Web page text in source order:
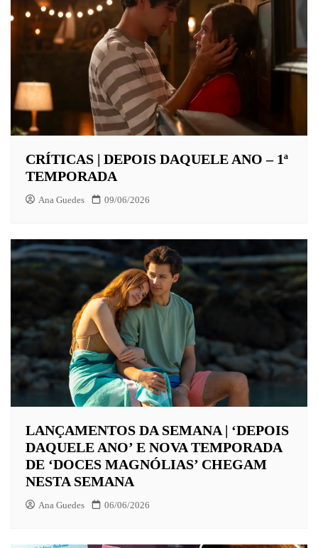
CRÍTICAS | DEPOIS DAQUELE ANO – 1ª
TEMPORADA
Ana Guedes 09/06/2026
LANÇAMENTOS DA SEMANA | ‘DEPOIS
DAQUELE ANO’ E NOVA TEMPORADA
DE ‘DOCES MAGNÓLIAS’ CHEGAM
NESTA SEMANA
Ana Guedes 06/06/2026